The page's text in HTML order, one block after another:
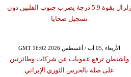
زلزال بقوة 5.9 درجة يضرب جنوب الفلبين دون
تسجيل ضحايا
GMT 16:02 2026 الأربعاء ,05 آب / أغسطس
واشنطن ترفع عقوبات عن شركات وطائرتين
على صلة بالحرس الثوري الإيراني